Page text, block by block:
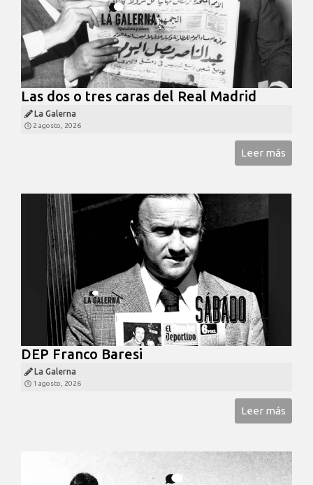
Las dos o tres caras del Real Madrid
La Galerna
2 agosto, 2026
Leer más
DEP Franco Baresi
La Galerna
1 agosto, 2026
Leer más